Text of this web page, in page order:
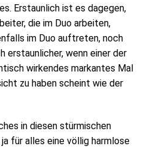
Erstaunlich ist es dagegen,
die im Duo arbeiten,
im Duo auftreten, noch
erstaunlicher, wenn einer der
wirkendes markantes Mal
zu haben scheint wie der
in diesen stürmischen
für alles eine völlig harmlose